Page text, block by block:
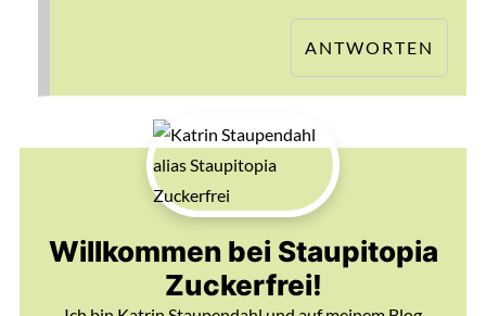
ANTWORTEN
Willkommen bei Staupitopia
Zuckerfrei!